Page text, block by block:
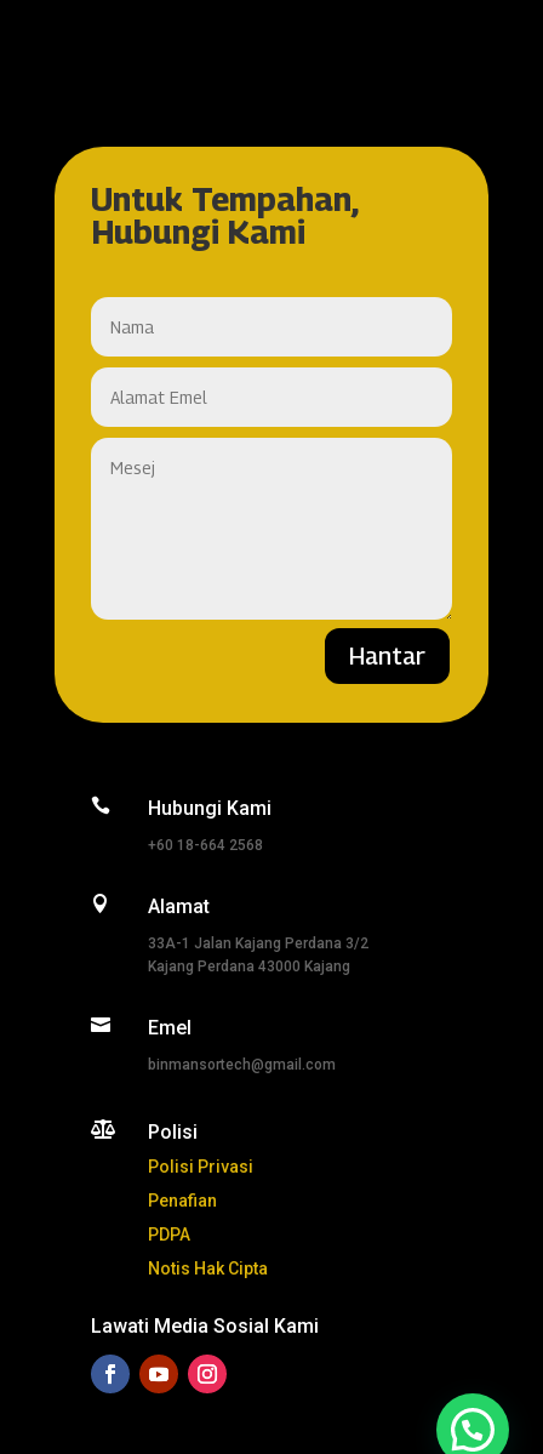
Untuk Tempahan,
Hubungi Kami
Hantar
 Hubungi Kami
+60 18-664 2568
 Alamat
33A-1 Jalan Kajang Perdana 3/2
Kajang Perdana 43000 Kajang
 Emel
binmansortech@gmail.com
 Polisi
Polisi Privasi
Penafian
PDPA
Notis Hak Cipta
Lawati Media Sosial Kami